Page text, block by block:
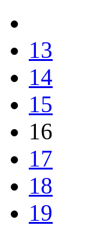
13
14
15
16
17
18
19